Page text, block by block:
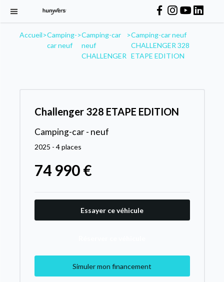
Accueil>Camping-
car neuf
>Camping-car
neuf
CHALLENGER
>Camping-car neuf
CHALLENGER 328
ETAPE EDITION
Challenger 328 ETAPE EDITION
Camping-car - neuf
2025 - 4 places
74 990 €
Essayer ce véhicule
Simuler mon financement